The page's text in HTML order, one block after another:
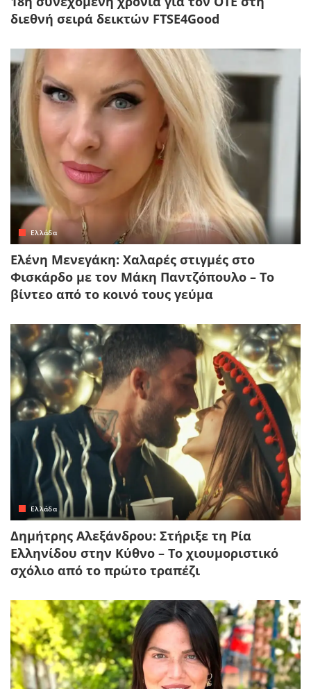
διεθνή σειρά δεικτών FTSE4Good
Ελλάδα
Ελένη Μενεγάκη: Χαλαρές στιγμές στο
Φισκάρδο με τον Μάκη Παντζόπουλο – Το
βίντεο από το κοινό τους γεύμα
Ελλάδα
Δημήτρης Αλεξάνδρου: Στήριξε τη Ρία
Ελληνίδου στην Κύθνο – Το χιουμοριστικό
σχόλιο από το πρώτο τραπέζι